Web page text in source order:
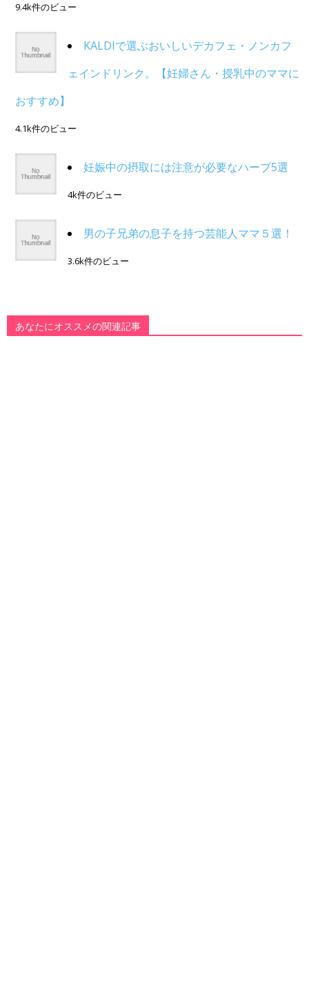
9.4k件のビュー
KALDIで選ぶおいしいデカフェ・ノンカフ
ェインドリンク。【妊婦さん・授乳中のママに
おすすめ】
4.1k件のビュー
妊娠中の摂取には注意が必要なハーブ5選
4k件のビュー
男の子兄弟の息子を持つ芸能人ママ５選！
3.6k件のビュー
あなたにオススメの関連記事